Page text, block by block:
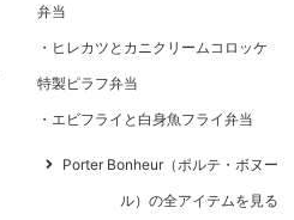
弁当
ヒレカツとカニクリームコロッケ
特製ピラフ弁当
エビフライと白身魚フライ弁当
Porter Bonheur（ポルテ・ボヌー
ル）の全アイテムを見る